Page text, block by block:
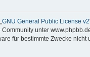
GNU General Public License v2
unter
für bestimmte Zwecke